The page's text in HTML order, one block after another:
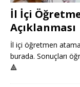
İl İçi
Açıklanması
İl içi öğretmen atama
burada. Sonuçları
🔺